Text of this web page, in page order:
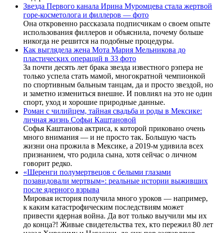
Звезда Первого канала Ирина Муромцева стала жертвой
горе-косметолога и филлеров — фото
Она откровенно рассказала подписчикам о своем опыте
использования филлеров и объяснила, почему больше
никогда не решится на подобные процедуры.
Как выглядела жена Мота Мария Мельникова до
пластических операций в 33 фото
За почти десять лет брака звезда известного рэпера не
только успела стать мамой, многократной чемпионкой
по спортивным бальным танцам, да и просто звездой, но
и заметно измениться внешне. И повлиял на это не один
спорт, уход и хорошие природные данные.
Роман с чилийцем, тайная свадьба и роды в Мексике:
личная жизнь Софьи Каштановой
Софья Каштанова актриса, к которой приковано очень
много внимания — и не просто так. Большую часть
жизни она прожила в Мексике, а 2019-м удивила всех
признанием, что родила сына, хотя сейчас о личном
говорит редко.
«Шеренги полумертвецов с белыми глазами
позавидовали мертвым»: реальные истории выживших
после ядерного взрыва
Мировая история получила много уроков — например,
к каким катастрофическим последствиям может
привести ядерная война. Да вот только выучили мы их
до конца?! Живые свидетельства тех, кто пережил 80 лет